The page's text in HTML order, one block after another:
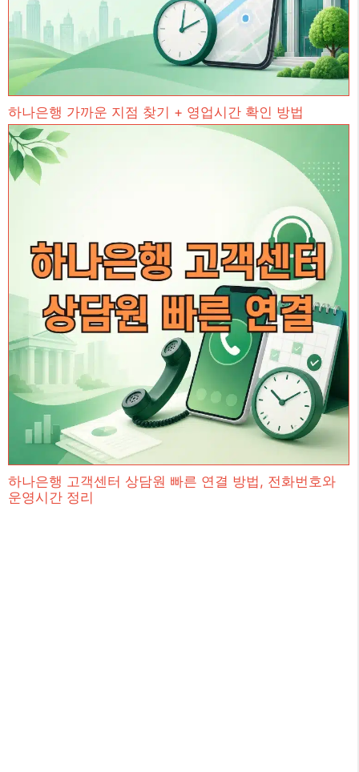
하나은행 가까운 지점 찾기 + 영업시간 확인 방법
하나은행 고객센터 상담원 빠른 연결 방법, 전화번호와
운영시간 정리